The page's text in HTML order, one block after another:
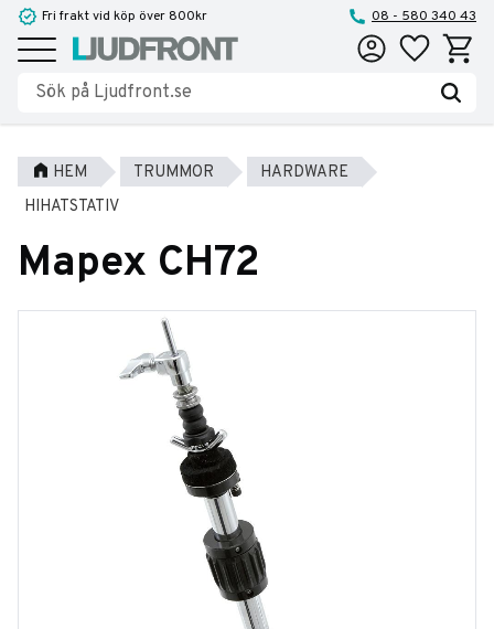
Meny
Fri frakt vid köp över 800kr 08 - 580 340 43
Favoriter
HEM TRUMMOR
HARDWARE
HIHATSTATIV
Mapex CH72